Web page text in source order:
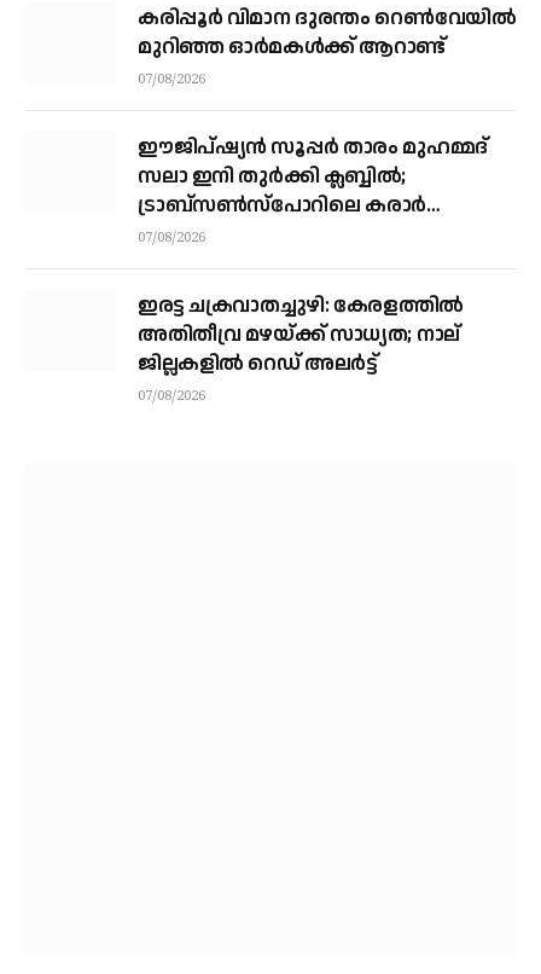
കരിപ്പൂര്‍ വിമാന ദുരന്തം റെണ്‍വേയില്‍
മുറിഞ്ഞ ഓര്‍മകള്‍ക്ക് ആറാണ്ട്
07/08/2026
ഈജിപ്ഷ്യന്‍ സൂപ്പര്‍ താരം മുഹമ്മദ്
സലാ ഇനി തുര്‍ക്കി ക്ലബ്ബില്‍;
ട്രാബ്‌സണ്‍സ്‌പോറിലെ കരാര്‍
അവസാനഘട്ടത്തില്‍
07/08/2026
ഇരട്ട ചക്രവാതച്ചുഴി: കേരളത്തില്‍
അതിതീവ്ര മഴയ്ക്ക് സാധ്യത; നാല്
ജില്ലകളില്‍ റെഡ് അലര്‍ട്ട്
07/08/2026